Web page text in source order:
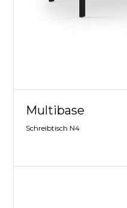
Multibase
Schreibtisch N4